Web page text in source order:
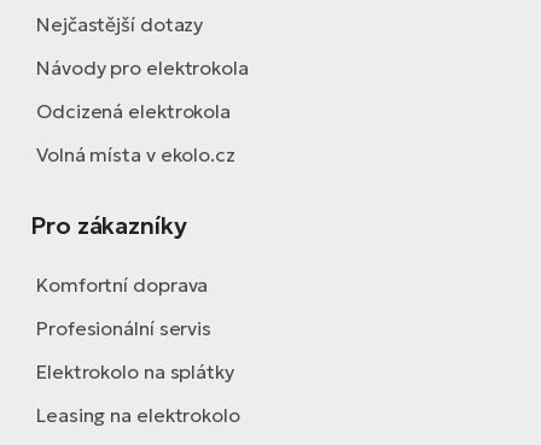
Nejčastější dotazy
Návody pro elektrokola
Odcizená elektrokola
Volná místa v ekolo.cz
Pro zákazníky
Komfortní doprava
Profesionální servis
Elektrokolo na splátky
Leasing na elektrokolo